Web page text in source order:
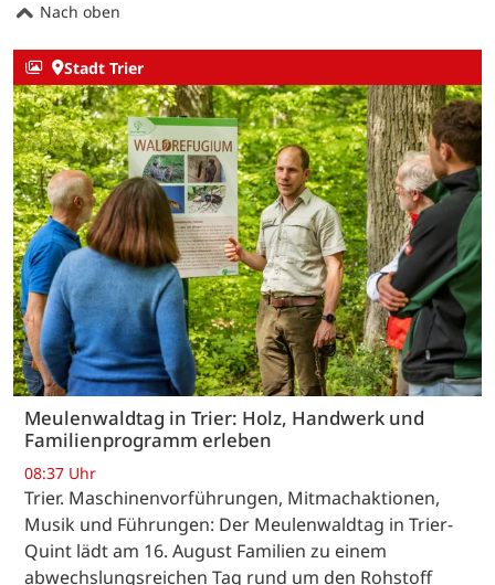
Nach oben
Stadt Trier
Meulenwaldtag in Trier: Holz, Handwerk und
Familienprogramm erleben
08:37 Uhr
Trier. Maschinenvorführungen, Mitmachaktionen,
Musik und Führungen: Der Meulenwaldtag in Trier-
Quint lädt am 16. August Familien zu einem
abwechslungsreichen Tag rund um den Rohstoff